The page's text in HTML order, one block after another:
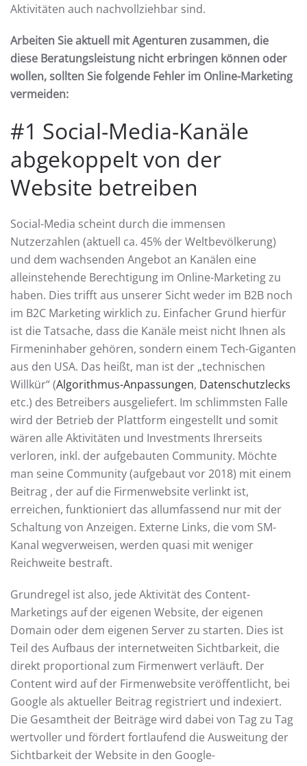
Aktivitäten auch nachvollziehbar sind.
Arbeiten Sie aktuell mit Agenturen zusammen, die
diese Beratungsleistung nicht erbringen können oder
wollen, sollten Sie folgende Fehler im Online-Marketing
vermeiden:
#1 Social-Media-Kanäle
abgekoppelt von der
Website betreiben
Social-Media scheint durch die immensen
Nutzerzahlen (aktuell ca. 45% der Weltbevölkerung)
und dem wachsenden Angebot an Kanälen eine
alleinstehende Berechtigung im Online-Marketing zu
haben. Dies trifft aus unserer Sicht weder im B2B noch
im B2C Marketing wirklich zu. Einfacher Grund hierfür
ist die Tatsache, dass die Kanäle meist nicht Ihnen als
Firmeninhaber gehören, sondern einem Tech-Giganten
aus den USA. Das heißt, man ist der „technischen
Willkür“ (Algorithmus-Anpassungen, Datenschutzlecks
etc.) des Betreibers ausgeliefert. Im schlimmsten Falle
wird der Betrieb der Plattform eingestellt und somit
wären alle Aktivitäten und Investments Ihrerseits
verloren, inkl. der aufgebauten Community. Möchte
man seine Community (aufgebaut vor 2018) mit einem
Beitrag , der auf die Firmenwebsite verlinkt ist,
erreichen, funktioniert das allumfassend nur mit der
Schaltung von Anzeigen. Externe Links, die vom SM-
Kanal wegverweisen, werden quasi mit weniger
Reichweite bestraft.
Grundregel ist also, jede Aktivität des Content-
Marketings auf der eigenen Website, der eigenen
Domain oder dem eigenen Server zu starten. Dies ist
Teil des Aufbaus der internetweiten Sichtbarkeit, die
direkt proportional zum Firmenwert verläuft. Der
Content wird auf der Firmenwebsite veröffentlicht, bei
Google als aktueller Beitrag registriert und indexiert.
Die Gesamtheit der Beiträge wird dabei von Tag zu Tag
wertvoller und fördert fortlaufend die Ausweitung der
Sichtbarkeit der Website in den Google-